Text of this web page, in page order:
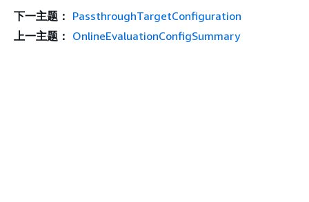
下一主题： PassthroughTargetConfiguration
上一主题： OnlineEvaluationConfigSummary